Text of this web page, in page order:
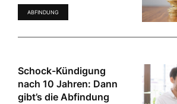
ABFINDUNG
Schock-Kündigung
nach 10 Jahren: Dann
gibt’s die Abfindung